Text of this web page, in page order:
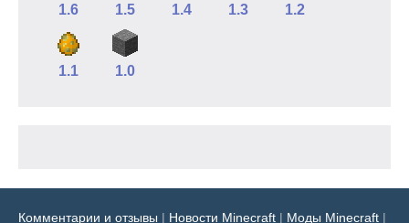
1.6 1.5 1.4 1.3 1.2
1.1 1.0
Комментарии и отзывы | Новости Minecraft | Моды Minecraft |